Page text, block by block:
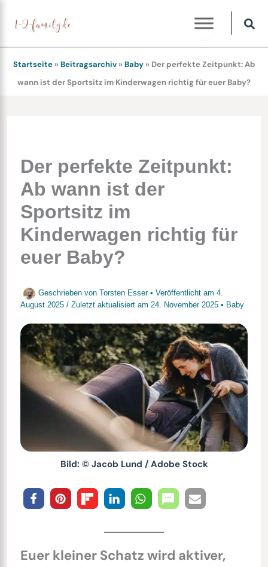
Inhalt
springen
Startseite» Beitragsarchiv» Baby» Der perfekte Zeitpunkt: Ab
wann ist der Sportsitz im Kinderwagen richtig für euer Baby?
Der perfekte Zeitpunkt:
Ab wann ist der
Sportsitz im
Kinderwagen richtig für
euer Baby?
Geschrieben von Torsten Esser • Veröffentlicht am 4.
August 2025 / Zuletzt aktualisiert am 24. November 2025• Baby
Bild: © Jacob Lund / Adobe Stock
Euer kleiner Schatz wird aktiver,